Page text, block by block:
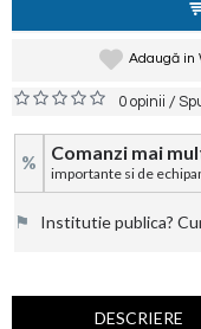
Adaugă in
0 opinii /
% Comanzi mai
importante si de
⚑ Institutie publica?
DESCRIERE